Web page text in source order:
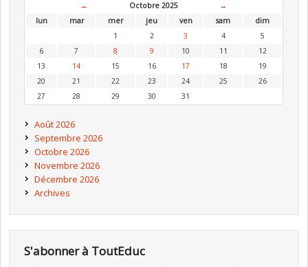
← Octobre 2025
→
lun
mar mer jeu ven sam
dim
1
2 3 4
5
6
7 8 9 10 11
12
13
14 15 16 17 18
19
20
21 22 23 24 25
26
27
28 29 30 31
Août 2026
Septembre 2026
Octobre 2026
Novembre 2026
Décembre 2026
Archives
S'abonner à ToutEduc